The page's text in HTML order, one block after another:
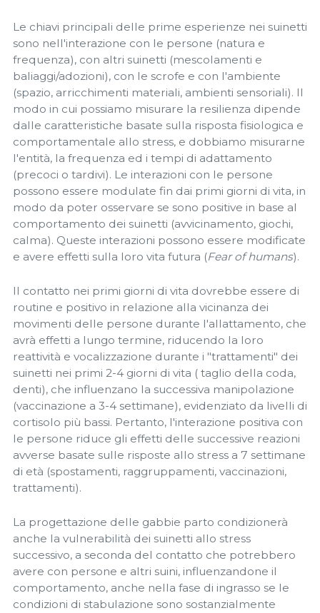
Le chiavi principali delle prime esperienze nei suinetti
sono nell'interazione con le persone (natura e
frequenza), con altri suinetti (mescolamenti e
baliaggi/adozioni), con le scrofe e con l'ambiente
(spazio, arricchimenti materiali, ambienti sensoriali). Il
modo in cui possiamo misurare la resilienza dipende
dalle caratteristiche basate sulla risposta fisiologica e
comportamentale allo stress, e dobbiamo misurarne
l'entità, la frequenza ed i tempi di adattamento
(precoci o tardivi). Le interazioni con le persone
possono essere modulate fin dai primi giorni di vita, in
modo da poter osservare se sono positive in base al
comportamento dei suinetti (avvicinamento, giochi,
calma). Queste interazioni possono essere modificate
e avere effetti sulla loro vita futura (Fear of humans).
Il contatto nei primi giorni di vita dovrebbe essere di
routine e positivo in relazione alla vicinanza dei
movimenti delle persone durante l'allattamento, che
avrà effetti a lungo termine, riducendo la loro
reattività e vocalizzazione durante i "trattamenti" dei
suinetti nei primi 2-4 giorni di vita ( taglio della coda,
denti), che influenzano la successiva manipolazione
(vaccinazione a 3-4 settimane), evidenziato da livelli di
cortisolo più bassi. Pertanto, l'interazione positiva con
le persone riduce gli effetti delle successive reazioni
avverse basate sulle risposte allo stress a 7 settimane
di età (spostamenti, raggruppamenti, vaccinazioni,
trattamenti).
La progettazione delle gabbie parto condizionerà
anche la vulnerabilità dei suinetti allo stress
successivo, a seconda del contatto che potrebbero
avere con persone e altri suini, influenzandone il
comportamento, anche nella fase di ingrasso se le
condizioni di stabulazione sono sostanzialmente